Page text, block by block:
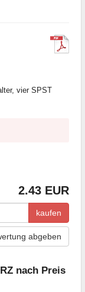
vier SPST
2.43 EUR
kaufen
abgeben
nach Preis